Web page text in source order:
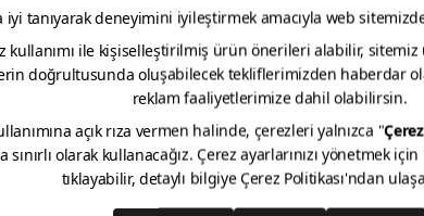
Dilution 80-100% (mono-composant)
90-100 gr/m²